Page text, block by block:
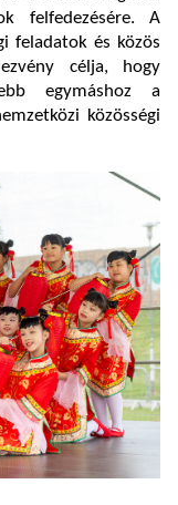
felfedezésére. A
feladatok és közös
célja, hogy
egymáshoz a
közösségi